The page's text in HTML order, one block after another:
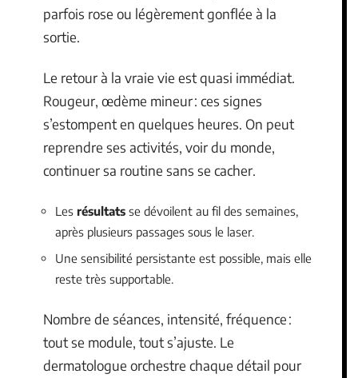
parfois rose ou légèrement gonflée à la
sortie.
Le retour à la vraie vie est quasi immédiat.
Rougeur, œdème mineur : ces signes
s’estompent en quelques heures. On peut
reprendre ses activités, voir du monde,
continuer sa routine sans se cacher.
Les résultats se dévoilent au fil des semaines,
après plusieurs passages sous le laser.
Une sensibilité persistante est possible, mais elle
reste très supportable.
Nombre de séances, intensité, fréquence :
tout se module, tout s’ajuste. Le
dermatologue orchestre chaque détail pour